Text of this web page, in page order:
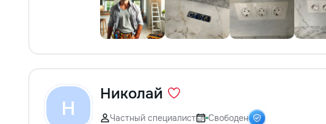
Н
Николай
Частный специалист Свободен